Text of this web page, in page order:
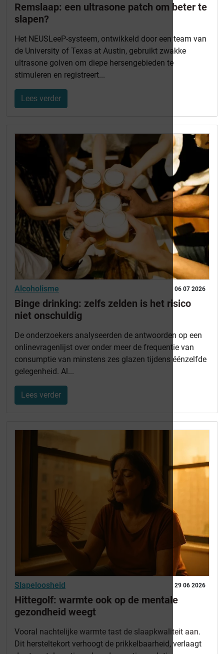
Remslaap: een ultrasone patch om beter te
slapen?
Het NEUSLeeP-systeem, ontwikkeld door een team van
de University of Texas at Austin, gebruikt zwakke
ultrasone golven om diepe hersengebieden te
stimuleren en registreert...
Lees verder
06 07 2026
Alcoholisme
Binge drinking: zelfs zelden is het risico
niet onschuldig
De onderzoekers analyseerden de antwoorden op een
onlinevragenlijst over onder meer de frequentie van
consumptie van minstens zes glazen tijdens éénzelfde
gelegenheid. Al...
Lees verder
29 06 2026
Slapeloosheid
Hittegolf: warmte ook op de mentale
gezondheid weegt
Vooral nachtelijke warmte tast de slaapkwaliteit aan.
Dit hersteltekort verhoogt de prikkelbaarheid, verlaagt